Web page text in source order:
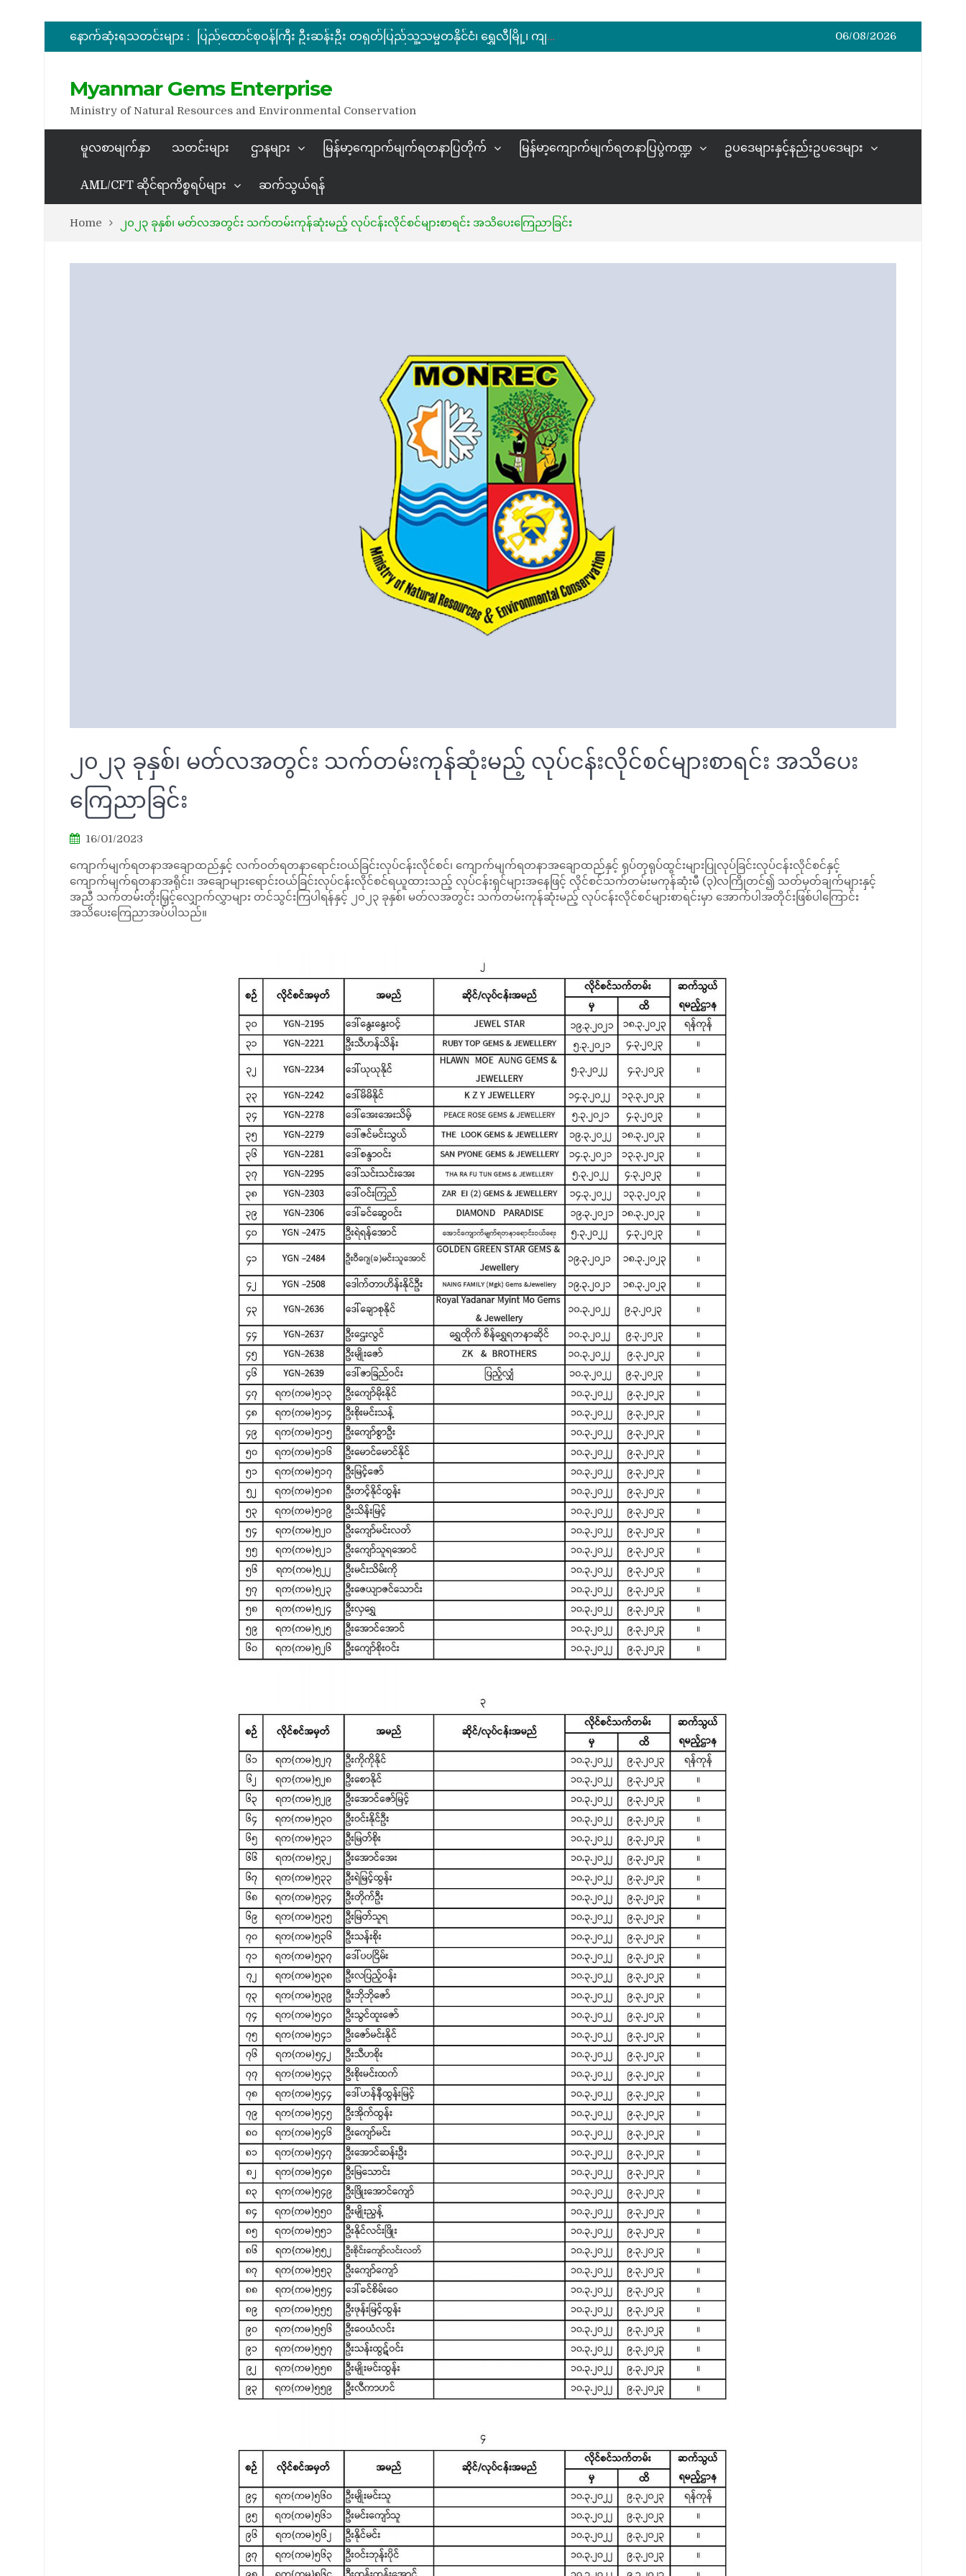
နောက်ဆုံးရသတင်းများ :
ပြည်ထောင်စုဝန်ကြီး ဦးဆန်းဦး တရုတ်ပြည်သူ့သမ္မတနိုင်ငံ၊ ရွှေလီမြို့၊ ကျယ်ဂေါင်နယ်စပ်ကုန်သွယ်ရေးဇုန်တွင် မြန်မာ့ကျောက်မျက်ရတနာပြပွဲ တက်ရောက်ဖွင့်လှစ်
နိုင်ငံတော်သမ္မတ ဦးမင်းအောင်လှိုင် မိုးကုတ်ရတနာမြေမှရှာဖွေတွေ့ရှိသည့် ထူးခြားလှပပြီး အရွယ်အစားကြီးမားသည့် နီလာအရိုင်းတုံးကြီးအားကြည့်ရှု
အိတ်ဖွင့်တင်ဒါခေါ်ယူခြင်း
06/08/2026
Myanmar Gems Enterprise
Ministry of Natural Resources and Environmental Conservation
မူလစာမျက်နှာ သတင်းများ ဌာနများ မြန်မာ့ကျောက်မျက်ရတနာပြတိုက် မြန်မာ့ကျောက်မျက်ရတနာပြပွဲကဏ္ဍ ဥပဒေများနှင့်နည်းဥပဒေများ
AML/CFT ဆိုင်ရာကိစ္စရပ်များ ဆက်သွယ်ရန်
Home ၂၀၂၃ ခုနှစ်၊ မတ်လအတွင်း သက်တမ်းကုန်ဆုံးမည့် လုပ်ငန်းလိုင်စင်များစာရင်း အသိပေးကြေညာခြင်း
၂၀၂၃ ခုနှစ်၊ မတ်လအတွင်း သက်တမ်းကုန်ဆုံးမည့် လုပ်ငန်းလိုင်စင်များစာရင်း အသိပေး
ကြေညာခြင်း
16/01/2023
ကျောက်မျက်ရတနာအချောထည်နှင့် လက်ဝတ်ရတနာရောင်းဝယ်ခြင်းလုပ်ငန်းလိုင်စင်၊ ကျောက်မျက်ရတနာအချောထည်နှင့် ရုပ်တုရုပ်ထွင်းများပြုလုပ်ခြင်းလုပ်ငန်းလိုင်စင်နှင့်
ကျောက်မျက်ရတနာအရိုင်း၊ အချောများရောင်းဝယ်ခြင်းလုပ်ငန်းလိုင်စင်ရယူထားသည့် လုပ်ငန်းရှင်များအနေဖြင့် လိုင်စင်သက်တမ်းမကုန်ဆုံးမီ (၃)လကြိုတင်၍ သတ်မှတ်ချက်များနှင့်
အညီ သက်တမ်းတိုးမြှင့်လျှောက်လွှာများ တင်သွင်းကြပါရန်နှင့် ၂၀၂၃ ခုနှစ်၊ မတ်လအတွင်း သက်တမ်းကုန်ဆုံးမည့် လုပ်ငန်းလိုင်စင်များစာရင်းမှာ အောက်ပါအတိုင်းဖြစ်ပါကြောင်း
အသိပေးကြေညာအပ်ပါသည်။